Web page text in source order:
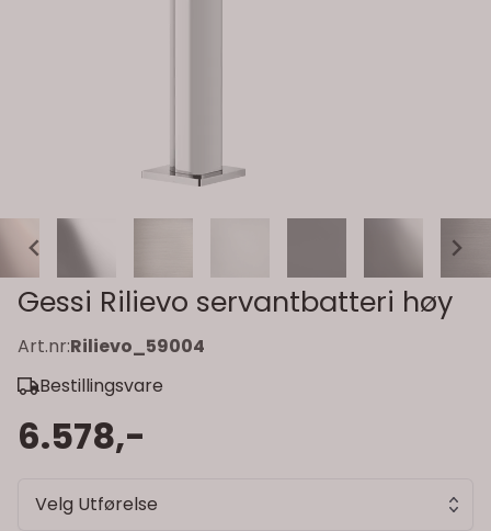
Gessi Rilievo servantbatteri høy
Art.nr:Rilievo_59004
Bestillingsvare
6.578,-
Velg Utførelse